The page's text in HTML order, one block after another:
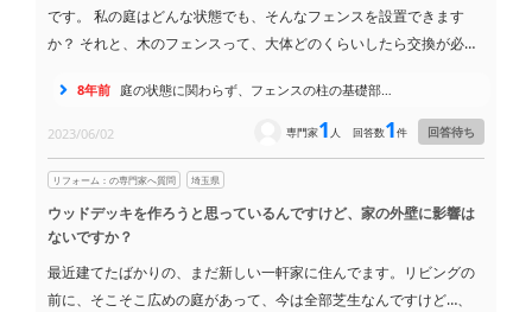
です。 私の庭はどんな状態でも、そんなフェンスを設置できます
か？ それと、木のフェンスって、大体どのくらいしたら交換が必要
8年前 庭の状態に関わらず、フェンスの柱の基礎部…
2023/06/02 回答待ち
回答数1件
専門家1 人
リフォーム：の専門家へ質問 埼玉県
ウッドデッキを作ろうと思っているんですけど、家の外壁に影響は
ないですか？
最近建てたばかりの、まだ新しい一軒家に住んでます。リビングの
前に、そこそこ広めの庭があって、今は全部芝生なんですけど…、